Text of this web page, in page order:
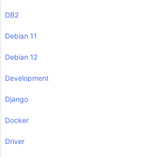
DB2
Debian 11
Debian 12
Development
Django
Docker
Driver